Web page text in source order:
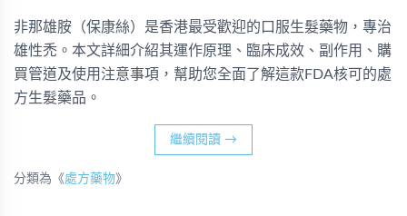
非那雄胺（保康絲）是香港最受歡迎的口服生髮藥物，專治
雄性禿。本文詳細介紹其運作原理、臨床成效、副作用、購
買管道及使用注意事項，幫助您全面了解這款FDA核可的處
方生髮藥品。
繼續閱讀 →
分類為《處方藥物》